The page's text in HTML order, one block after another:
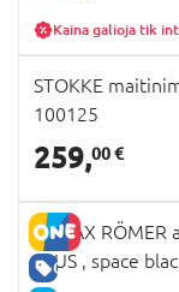
Kaina galioja tik
STOKKE
100125
259,00 €
GERA KAINA
BRITAX
PLUS , space